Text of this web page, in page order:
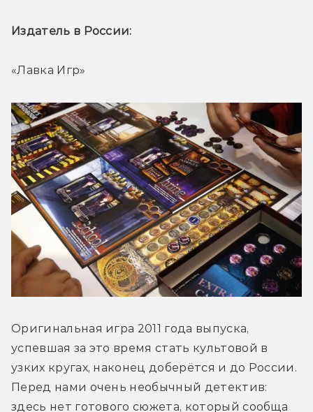
Издатель в России:
«Лавка Игр»
Оригинальная игра 2011 года выпуска,
успевшая за это время стать культовой в
узких кругах, наконец доберётся и до России.
Перед нами очень необычный детектив:
здесь нет готового сюжета, который сообща